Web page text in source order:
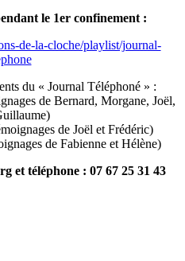
le 1er confinement :
de-la-cloche/playlist/journal-
du « Journal Téléphoné » :
de Bernard, Morgane, Joël,
de Joël et Frédéric)
de Fabienne et Hélène)
et téléphone : 07 67 25 31 43